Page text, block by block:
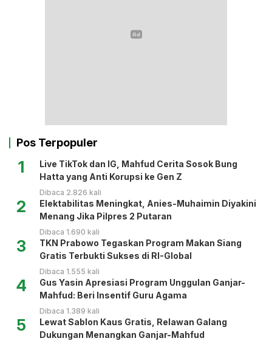
Pos Terpopuler
1
Live TikTok dan IG, Mahfud Cerita Sosok Bung
Hatta yang Anti Korupsi ke Gen Z
Dibaca 2.826 kali
2
Elektabilitas Meningkat, Anies-Muhaimin Diyakini
Menang Jika Pilpres 2 Putaran
Dibaca 1.690 kali
3
TKN Prabowo Tegaskan Program Makan Siang
Gratis Terbukti Sukses di RI-Global
Dibaca 1.555 kali
4
Gus Yasin Apresiasi Program Unggulan Ganjar-
Mahfud: Beri Insentif Guru Agama
Dibaca 1.389 kali
5
Lewat Sablon Kaus Gratis, Relawan Galang
Dukungan Menangkan Ganjar-Mahfud